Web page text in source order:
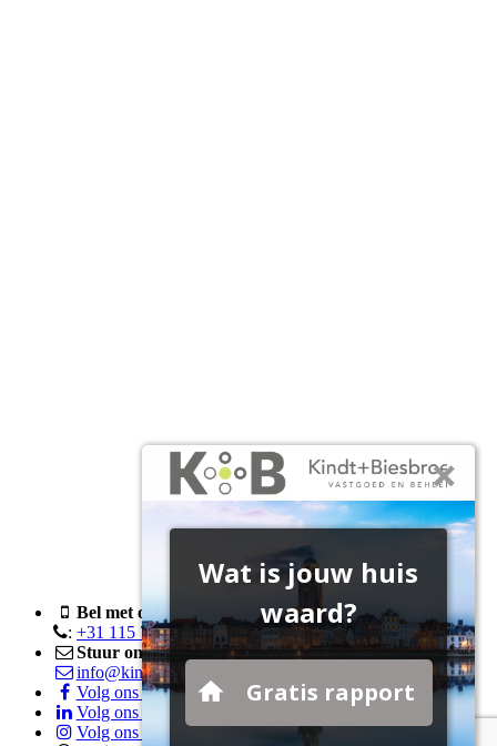
Bel met ons
: +31 115 76 05 00
Stuur ons een e-mail
info@kindtenbiesbroeck.nl
Volg ons op Facebook
Volg ons op LinkedIn
Volg ons op Instagram